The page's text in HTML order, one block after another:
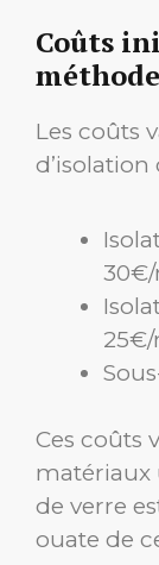
Coûts
méthode
Les coûts
d’isolation
30€/
25€/
Ces coûts
matériaux
de verre
ouate de